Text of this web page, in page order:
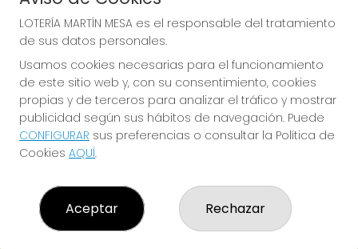
Imagen anterior
LOTERÍA MARTÍN MESA
Resultados
Contacto
Empresas
LOTERÍA MARTÍN MESA es el responsable del tratamiento
de sus datos personales.
Usamos cookies necesarias para el funcionamiento
de este sitio web y, con su consentimiento, cookies
propias y de terceros para analizar el tráfico y mostrar
publicidad según sus hábitos de navegación. Puede
CONFIGURAR sus preferencias o consultar la Política de
Cookies AQUÍ.
Aceptar Rechazar